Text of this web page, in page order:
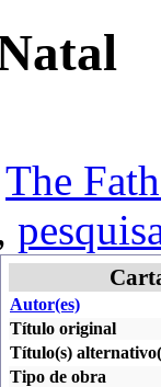
The
Autor(es)
Título original
Título(s)
Tipo de obra